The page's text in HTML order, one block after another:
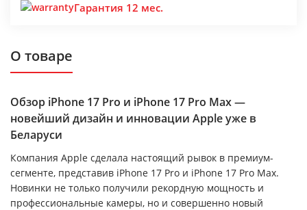
Гарантия 12 мес.
О товаре
Обзор iPhone 17 Pro и iPhone 17 Pro Max —
новейший дизайн и инновации Apple уже в
Беларуси
Компания Apple сделала настоящий рывок в премиум-
сегменте, представив iPhone 17 Pro и iPhone 17 Pro Max.
Новинки не только получили рекордную мощность и
профессиональные камеры, но и совершенно новый